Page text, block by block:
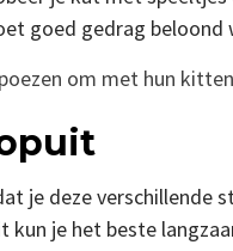
goed gedrag beloond
om met hun
je deze verschillende
kun je het beste